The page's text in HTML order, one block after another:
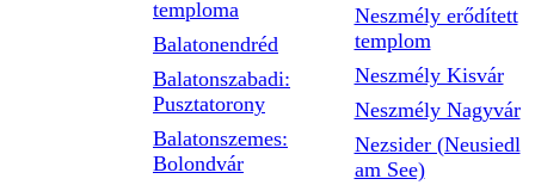
temploma
Balatonendréd
Balatonszabadi:
Pusztatorony
Balatonszemes:
Bolondvár
Neszmély erődített
templom
Neszmély Kisvár
Neszmély Nagyvár
Nezsider (Neusiedl
am See)